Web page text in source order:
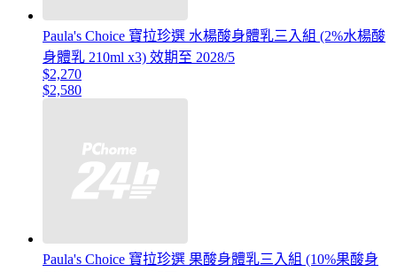
Paula's Choice 寶拉珍選 水楊酸身體乳三入組 (2%水楊酸
身體乳 210ml x3) 效期至 2028/5
$2,270
$2,580
Paula's Choice 寶拉珍選 果酸身體乳三入組 (10%果酸身